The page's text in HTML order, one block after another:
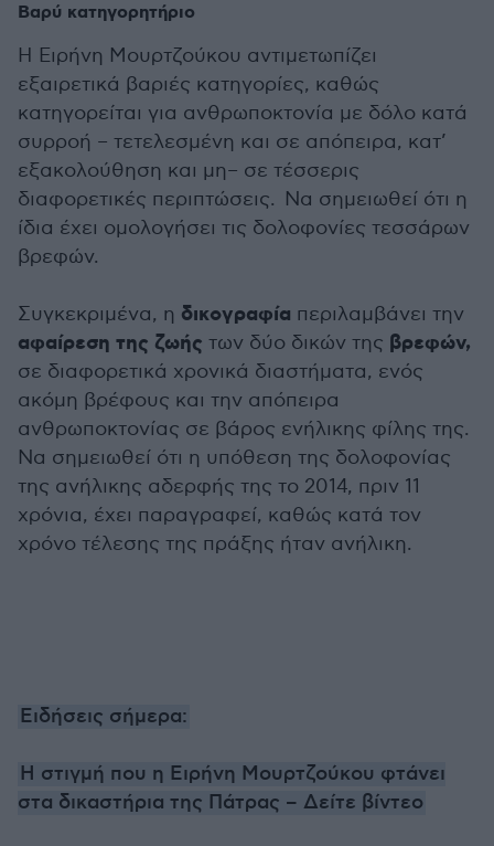
Βαρύ κατηγορητήριο
Η Ειρήνη Μουρτζούκου αντιμετωπίζει
εξαιρετικά βαριές κατηγορίες, καθώς
κατηγορείται για ανθρωποκτονία με δόλο κατά
συρροή – τετελεσμένη και σε απόπειρα, κατ’
εξακολούθηση και μη– σε τέσσερις
διαφορετικές περιπτώσεις. Να σημειωθεί ότι η
ίδια έχει ομολογήσει τις δολοφονίες τεσσάρων
βρεφών.
Συγκεκριμένα, η δικογραφία περιλαμβάνει την
αφαίρεση της ζωής των δύο δικών της βρεφών,
σε διαφορετικά χρονικά διαστήματα, ενός
ακόμη βρέφους και την απόπειρα
ανθρωποκτονίας σε βάρος ενήλικης φίλης της.
Να σημειωθεί ότι η υπόθεση της δολοφονίας
της ανήλικης αδερφής της το 2014, πριν 11
χρόνια, έχει παραγραφεί, καθώς κατά τον
χρόνο τέλεσης της πράξης ήταν ανήλικη.
Ειδήσεις σήμερα:
Η στιγμή που η Ειρήνη Μουρτζούκου φτάνει
στα δικαστήρια της Πάτρας – Δείτε βίντεο